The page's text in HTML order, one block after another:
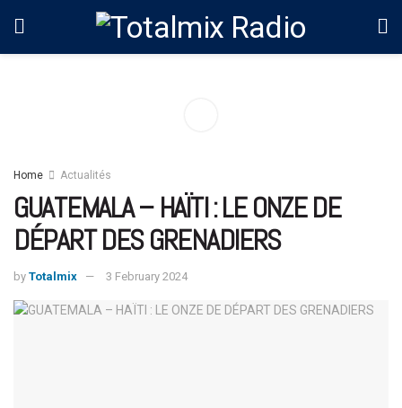
Home Actualités
GUATEMALA – HAÏTI : LE ONZE DE
DÉPART DES GRENADIERS
by Totalmix 3 February 2024